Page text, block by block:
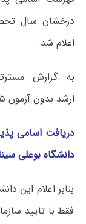
اعلام شد.
به گزارش
ارشد بدون آزمون ۹۵ دانشگاه بوعلی سینا به شرح زیر است:
دانشگاه بوعلی
بنابر اعلام این
فقط با تایید